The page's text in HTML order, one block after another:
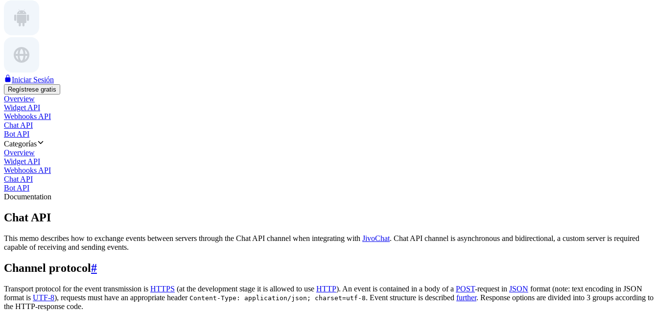
Iniciar Sesión
Regístrese gratis
Overview
Widget API
Webhooks API
Chat API
Bot API
Categorías
Overview
Widget API
Webhooks API
Chat API
Bot API
Documentation
Chat API
This memo describes how to exchange events between servers through the Chat API channel when integrating with JivoChat. Chat API channel is asynchronous and bidirectional, a custom server is required
capable of receiving and sending events.
Channel protocol#
Transport protocol for the event transmission is HTTPS (at the development stage it is allowed to use HTTP). An event is contained in a body of a POST-request in JSON format (note: text encoding in JSON
format is UTF-8), requests must have an appropriate header Content-Type: application/json; charset=utf-8. Event structure is described further. Response options are divided into 3 groups according to
the HTTP-response code.